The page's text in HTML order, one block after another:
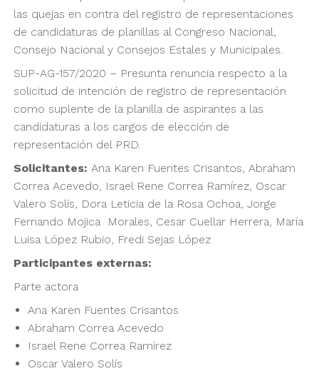
las quejas en contra del registro de representaciones
de candidaturas de planillas al Congreso Nacional,
Consejo Nacional y Consejos Estales y Municipales.
SUP-AG-157/2020 – Presunta renuncia respecto a la
solicitud de intención de registro de representación
como suplente de la planilla de aspirantes a las
candidaturas a los cargos de elección de
representación del PRD.
Solicitantes: Ana Karen Fuentes Crisantos, Abraham
Correa Acevedo, Israel Rene Correa Ramírez, Oscar
Valero Solís, Dora Leticia de la Rosa Ochoa, Jorge
Fernando Mojica Morales, Cesar Cuellar Herrera, María
Luisa López Rubio, Fredi Sejas López
Participantes externas:
Parte actora
Ana Karen Fuentes Crisantos
Abraham Correa Acevedo
Israel Rene Correa Ramírez
Oscar Valero Solís